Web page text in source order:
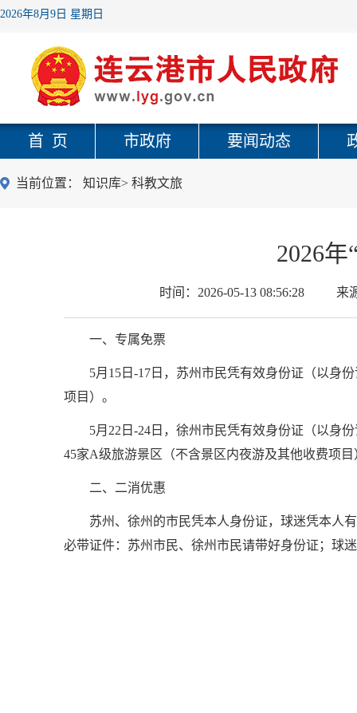
2026年8月9日 星期日
首 页 市政府 要闻动态
当前位置： 知识库> 科教文旅
2026
时间： 2026-05-13 08:56:28 来
一、专属免票
5月15日-17日，苏州市民凭有效身份证（以身
项目）。
5月22日-24日，徐州市民凭有效身份证（以身
45家A级旅游景区（不含景区内夜游及其他收费项目
二、二消优惠
苏州、徐州的市民凭本人身份证，球迷凭本人
必带证件：苏州市民、徐州市民请带好身份证；球